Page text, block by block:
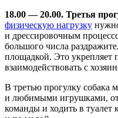
18.00 — 20.00. Третья
физическую нагрузку
и дрессировочным
большого числа
площадкой. Это укрепляет
взаимодействовать с
В третью прогулку собака
и любимыми игрушками,
команды и ходить в туалет